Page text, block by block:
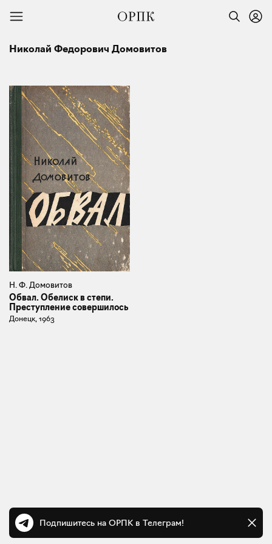
Николай Федорович Домовитов
Н. Ф. Домовитов
Обвал. Обелиск в степи.
Преступление совершилось
Донецк, 1963
Подпишитесь на ОРПК в Телеграм!